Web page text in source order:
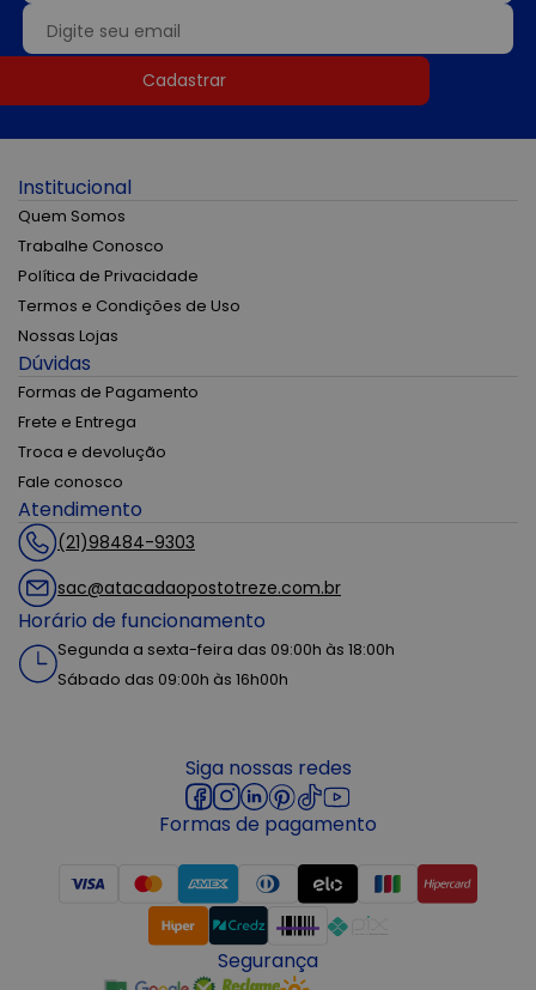
Cadastrar
Institucional
Quem Somos
Trabalhe Conosco
Política de Privacidade
Termos e Condições de Uso
Nossas Lojas
Dúvidas
Formas de Pagamento
Frete e Entrega
Troca e devolução
Fale conosco
Atendimento
(21)98484-9303
sac@atacadaopostotreze.com.br
Horário de funcionamento
Segunda a sexta-feira das 09:00h às 18:00h
Sábado das 09:00h às 16h00h
Siga nossas redes
Formas de pagamento
Segurança